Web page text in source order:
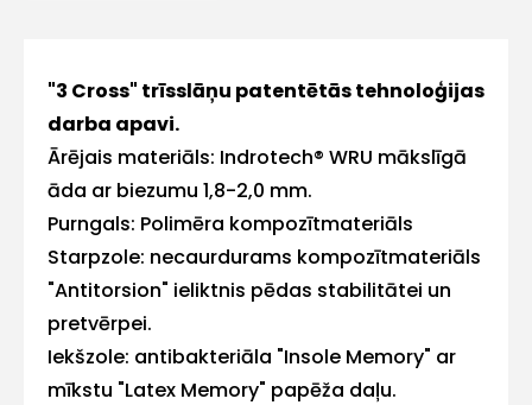
"3 Cross" trīsslāņu patentētās tehnoloģijas
darba apavi.
Ārējais materiāls: Indrotech® WRU mākslīgā
āda ar biezumu 1,8-2,0 mm.
Purngals: Polimēra kompozītmateriāls
Starpzole: necaurdurams kompozītmateriāls
"Antitorsion" ieliktnis pēdas stabilitātei un
pretvērpei.
Iekšzole: antibakteriāla "Insole Memory" ar
mīkstu "Latex Memory" papēža daļu.
Vārds
E-pasts
Kontakttālrunis